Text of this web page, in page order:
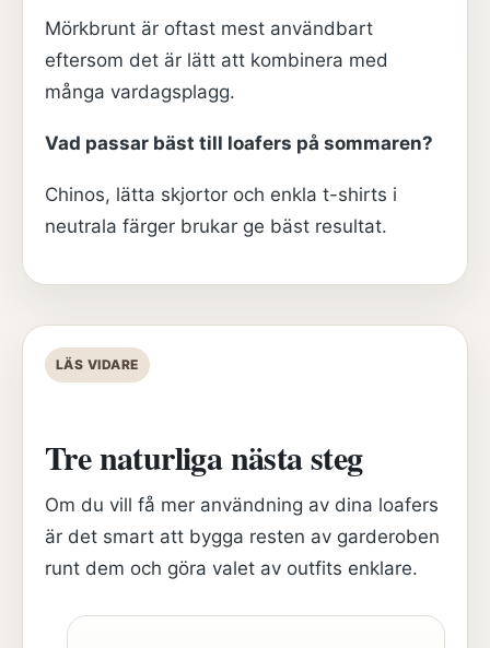
Mörkbrunt är oftast mest användbart
eftersom det är lätt att kombinera med
många vardagsplagg.
Vad passar bäst till loafers på sommaren?
Chinos, lätta skjortor och enkla t-shirts i
neutrala färger brukar ge bäst resultat.
LÄS VIDARE
Tre naturliga nästa steg
Om du vill få mer användning av dina loafers
är det smart att bygga resten av garderoben
runt dem och göra valet av outfits enklare.